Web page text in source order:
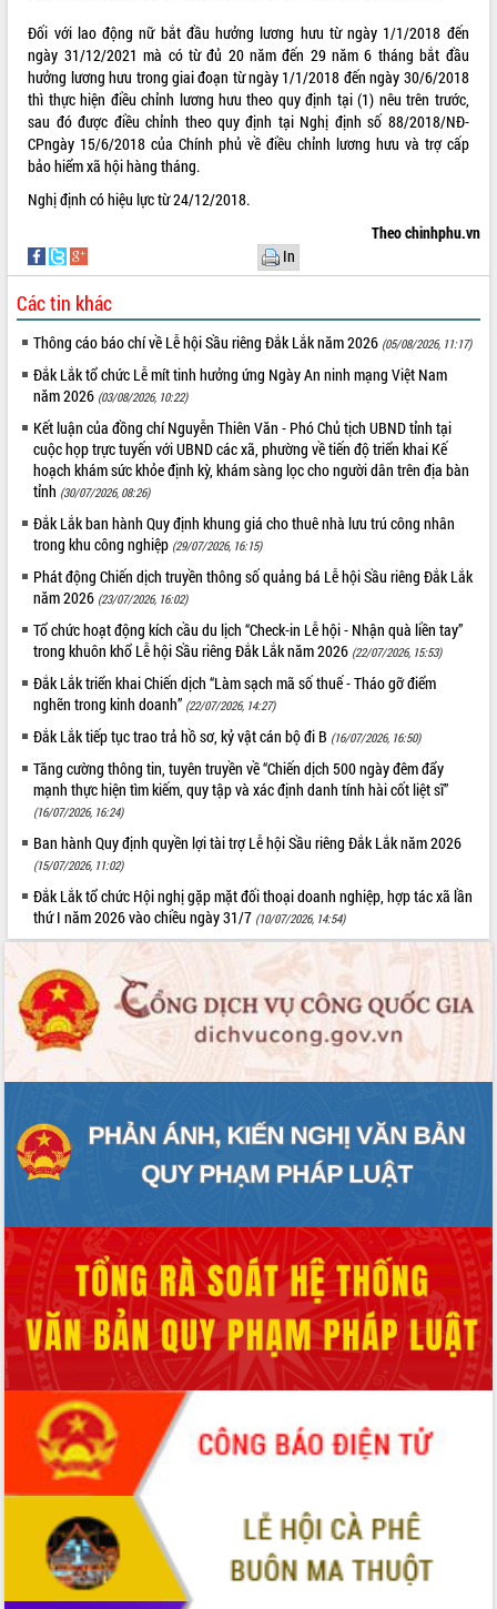
Đối với lao động nữ bắt đầu hưởng lương hưu từ ngày 1/1/2018 đến
ngày 31/12/2021 mà có từ đủ 20 năm đến 29 năm 6 tháng bắt đầu
hưởng lương hưu trong giai đoạn từ ngày 1/1/2018 đến ngày 30/6/2018
thì thực hiện điều chỉnh lương hưu theo quy định tại (1) nêu trên trước,
sau đó được điều chỉnh theo quy định tại Nghị định số 88/2018/NĐ-
CPngày 15/6/2018 của Chính phủ về điều chỉnh lương hưu và trợ cấp
bảo hiểm xã hội hàng tháng.
Nghị định có hiệu lực từ 24/12/2018.
Theo chinhphu.vn
In
Các tin khác
Thông cáo báo chí về Lễ hội Sầu riêng Đắk Lắk năm 2026 (05/08/2026, 11:17)
Đắk Lắk tổ chức Lễ mít tinh hưởng ứng Ngày An ninh mạng Việt Nam
năm 2026 (03/08/2026, 10:22)
Kết luận của đồng chí Nguyễn Thiên Văn - Phó Chủ tịch UBND tỉnh tại
cuộc họp trực tuyến với UBND các xã, phường về tiến độ triển khai Kế
hoạch khám sức khỏe định kỳ, khám sàng lọc cho người dân trên địa bàn
tỉnh (30/07/2026, 08:26)
Đắk Lắk ban hành Quy định khung giá cho thuê nhà lưu trú công nhân
trong khu công nghiệp (29/07/2026, 16:15)
Phát động Chiến dịch truyền thông số quảng bá Lễ hội Sầu riêng Đắk Lắk
năm 2026 (23/07/2026, 16:02)
Tổ chức hoạt động kích cầu du lịch “Check-in Lễ hội - Nhận quà liền tay”
trong khuôn khổ Lễ hội Sầu riêng Đắk Lắk năm 2026 (22/07/2026, 15:53)
Đắk Lắk triển khai Chiến dịch “Làm sạch mã số thuế - Tháo gỡ điểm
nghẽn trong kinh doanh” (22/07/2026, 14:27)
Đắk Lắk tiếp tục trao trả hồ sơ, kỷ vật cán bộ đi B (16/07/2026, 16:50)
Tăng cường thông tin, tuyên truyền về “Chiến dịch 500 ngày đêm đẩy
mạnh thực hiện tìm kiếm, quy tập và xác định danh tính hài cốt liệt sĩ”
(16/07/2026, 16:24)
Ban hành Quy định quyền lợi tài trợ Lễ hội Sầu riêng Đắk Lắk năm 2026
(15/07/2026, 11:02)
Đắk Lắk tổ chức Hội nghị gặp mặt đối thoại doanh nghiệp, hợp tác xã lần
thứ I năm 2026 vào chiều ngày 31/7 (10/07/2026, 14:54)